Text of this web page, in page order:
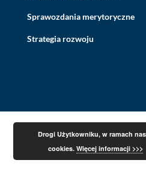
Sprawozdania merytoryczne
Strategia rozwoju
Drogi Użytkowniku, w ramach
cookies. Więcej informacji >>>